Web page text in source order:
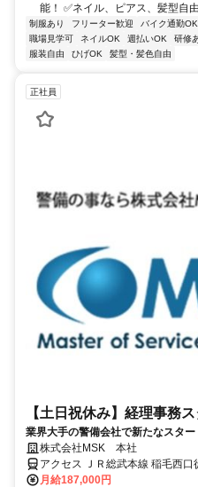
能！ ✅ネイル、ピアス、髪型自
制服あり フリーター歓迎 バイク通勤OK
職場見学可
ネイルOK 週払いOK 研修
服装自由
ひげOK 髪型・髪色自由
正社員
【土日祝休み】経理事務
業界大手の警備会社で新たなスタ
ーも可能！働きやすい土日祝休み！
株式会社MSK 本社
アクセス ＪＲ総武本線 稲毛西口
歩約4分 稲毛駅西口より徒歩４分
月給187,000円